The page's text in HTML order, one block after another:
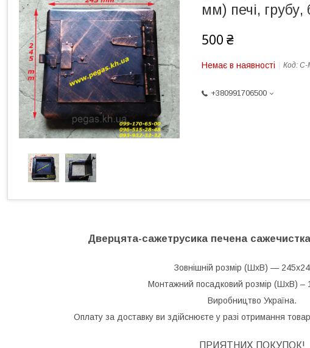
мм) печі,
500 ₴
Немає в наявності Код: С-
+380991706500
Дверцята-сажетрусика печена
Зовнішній розмір (ШхВ) —
Монтажний посадковий розмір (ШхВ) –
Виробництво Україна.
Оплату за доставку ви здійснюєте у разі отримання
ПРИЯТНИХ ПОКУПОК!